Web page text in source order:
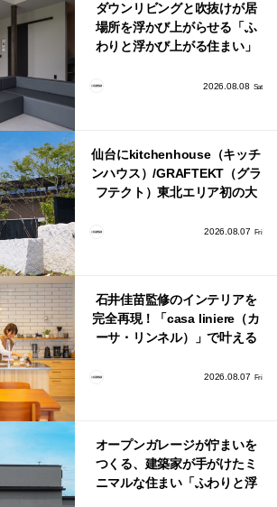
ダウンリビングと吹抜けが居
場所を浮かび上がらせる「ふ
わりと浮かび上がる住まい」
2026.08.08 Sat
仙台にkitchenhouse（キッチ
ンハウス）/GRAFTEKT（グラ
フテクト）東北エリア初の大
2026.08.07 Fri
石井佳苗監修のインテリアを
完全再現！「casa liniere（カ
ーサ・リンネル）」で叶える
2026.08.07 Fri
オープンガレージが佇まいを
つくる、建築家が手がけたミ
ニマルな住まい「ふわりと浮